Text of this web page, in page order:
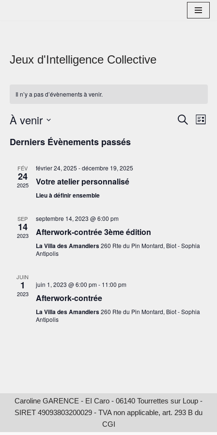
Jeux d'Intelligence Collective
Il n’y a pas d’évènements à venir.
Recherche
Liste
À venir
une
Derniers Évènements passés
FÉV
24
2025
février 24, 2025 -décembre 19, 2025
Votre atelier personnalisé
Lieu à définir ensemble
SEP
14
2023
septembre 14, 2023 @ 6:00 pm
Afterwork-contrée 3ème édition
La Villa des Amandiers260 Rte du Pin Montard, Biot - Sophia
Antipolis
JUIN
1
2023
juin 1, 2023 @ 6:00 pm- 11:00 pm
Afterwork-contrée
La Villa des Amandiers260 Rte du Pin Montard, Biot - Sophia
Antipolis
Caroline GARENCE - EI Caro - 06140 Tourrettes sur Loup -
SIRET 49093803200029 - TVA non applicable, art. 293 B du
CGI